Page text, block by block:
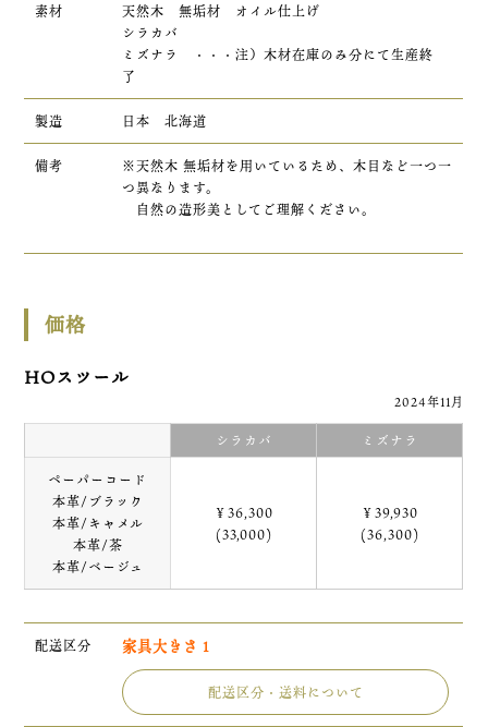
素材
天然木 無垢材 オイル仕上げ
シラカバ
ミズナラ ・・・注）木材在庫のみ分にて生産終
了
製造 日本 北海道
備考
※天然木 無垢材を用いているため、木目など一つ一
つ異なります。
自然の造形美としてご理解ください。
価格
HOスツール
2024年11月
シラカバ
ミズナラ
ペーパーコード
本革/ブラック
本革/キャメル
本革/茶
本革/ベージュ
￥36,300
(33,000)
￥39,930
(36,300)
配送区分 家具大きさ 1
配送区分・送料について